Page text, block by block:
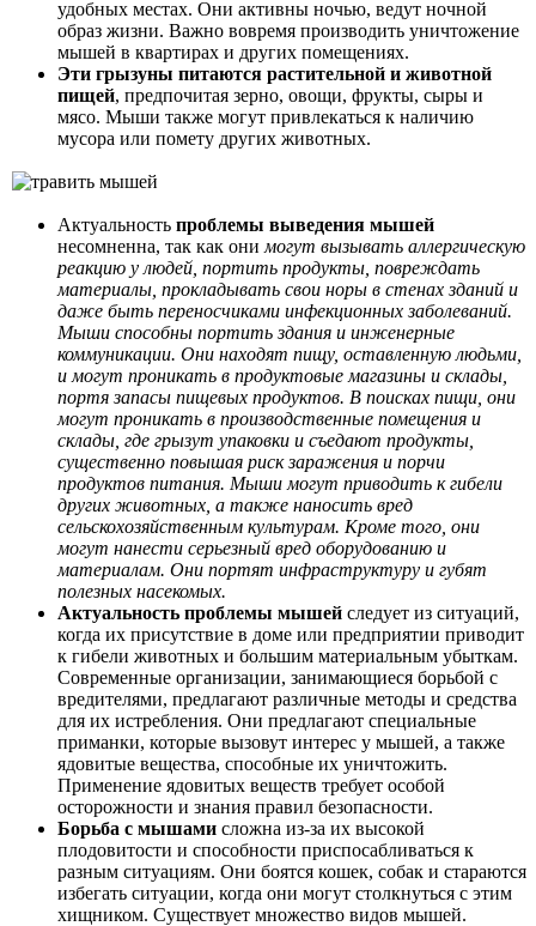
удобных местах. Они активны ночью, ведут ночной
образ жизни. Важно вовремя производить уничтожение
мышей в квартирах и других помещениях.
Эти грызуны питаются растительной и животной
пищей, предпочитая зерно, овощи, фрукты, сыры и
мясо. Мыши также могут привлекаться к наличию
мусора или помету других животных.
Актуальность проблемы выведения мышей
несомненна, так как они могут вызывать аллергическую
реакцию у людей, портить продукты, повреждать
материалы, прокладывать свои норы в стенах зданий и
даже быть переносчиками инфекционных заболеваний.
Мыши способны портить здания и инженерные
коммуникации. Они находят пищу, оставленную людьми,
и могут проникать в продуктовые магазины и склады,
портя запасы пищевых продуктов. В поисках пищи, они
могут проникать в производственные помещения и
склады, где грызут упаковки и съедают продукты,
существенно повышая риск заражения и порчи
продуктов питания. Мыши могут приводить к гибели
других животных, а также наносить вред
сельскохозяйственным культурам. Кроме того, они
могут нанести серьезный вред оборудованию и
материалам. Они портят инфраструктуру и губят
полезных насекомых.
Актуальность проблемы мышей следует из ситуаций,
когда их присутствие в доме или предприятии приводит
к гибели животных и большим материальным убыткам.
Современные организации, занимающиеся борьбой с
вредителями, предлагают различные методы и средства
для их истребления. Они предлагают специальные
приманки, которые вызовут интерес у мышей, а также
ядовитые вещества, способные их уничтожить.
Применение ядовитых веществ требует особой
осторожности и знания правил безопасности.
Борьба с мышами сложна из-за их высокой
плодовитости и способности приспосабливаться к
разным ситуациям. Они боятся кошек, собак и стараются
избегать ситуации, когда они могут столкнуться с этим
хищником. Существует множество видов мышей.